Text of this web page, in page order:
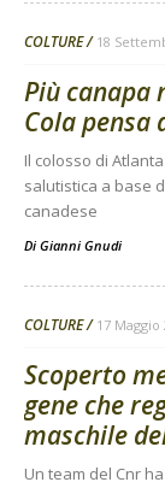
COLTURE 18
Più canapa
Cola pensa
Il colosso di
salutistica a base
canadese
Di Gianni Gnudi
COLTURE 17 Maggio
Scoperto
gene che
maschile
Un team del Cnr